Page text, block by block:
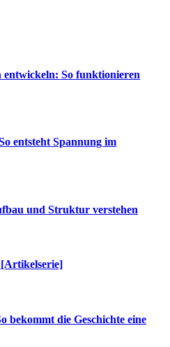
So funktionieren
entsteht Spannung im
und Struktur verstehen
bekommt die Geschichte eine